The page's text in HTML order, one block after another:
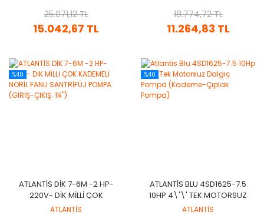
ÇIKIŞ: 1¼'')
15.042,67 TL
25.071,12 TL
ÇIKIŞ: 1¼'')
11.264,83 TL
18.774,72 TL
%40
ATLANTİS DİK 7-6M -2 HP-
220V- DİK MİLLİ ÇOK
KADEMELİ NORİL FANLI
ATLANTİS
%40
ATLANTIS BLU 4SD1625-7.5
10HP 4\'\' TEK MOTORSUZ
DALGIÇ POMPA (KADEME-
ATLANTİS